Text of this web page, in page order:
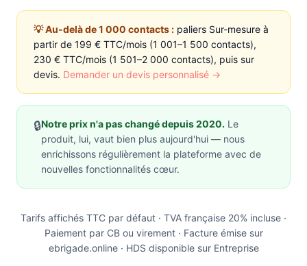
💡 Au-delà de 1 000 contacts : paliers Sur-mesure à
partir de 199 € TTC/mois (1 001–1 500 contacts),
230 € TTC/mois (1 501–2 000 contacts), puis sur
devis. Demander un devis personnalisé →
🔒Notre prix n'a pas changé depuis 2020. Le
produit, lui, vaut bien plus aujourd'hui — nous
enrichissons régulièrement la plateforme avec de
nouvelles fonctionnalités cœur.
Tarifs affichés TTC par défaut · TVA française 20% incluse ·
Paiement par CB ou virement · Facture émise sur
ebrigade.online · HDS disponible sur Entreprise